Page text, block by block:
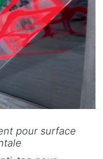
pour surface